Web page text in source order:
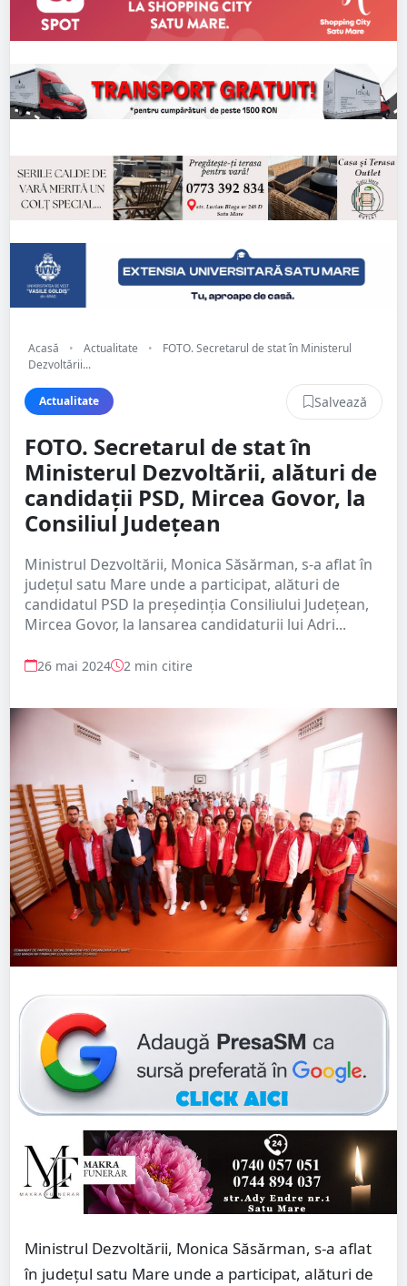
Acasă • Actualitate •
FOTO. Secretarul de stat în Ministerul
Dezvoltării...
Actualitate Salvează
FOTO. Secretarul de stat în
Ministerul Dezvoltării, alături de
candidații PSD, Mircea Govor, la
Consiliul Județean
Ministrul Dezvoltării, Monica Săsărman, s-a aflat în
județul satu Mare unde a participat, alături de
candidatul PSD la președinția Consiliului Județean,
Mircea Govor, la lansarea candidaturii lui Adri...
26 mai 2024 2 min citire
Ministrul Dezvoltării, Monica Săsărman, s-a aflat
în județul satu Mare unde a participat, alături de